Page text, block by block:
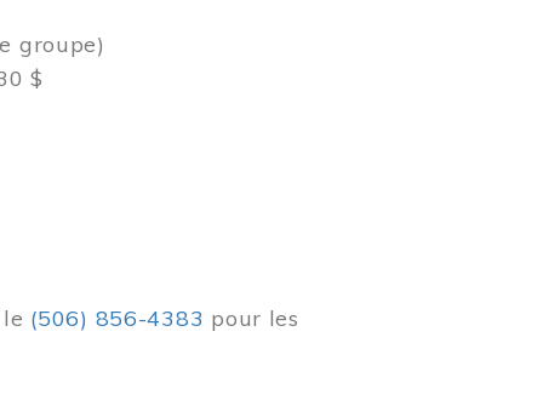
groupe)
$
le (506) 856-4383 pour les